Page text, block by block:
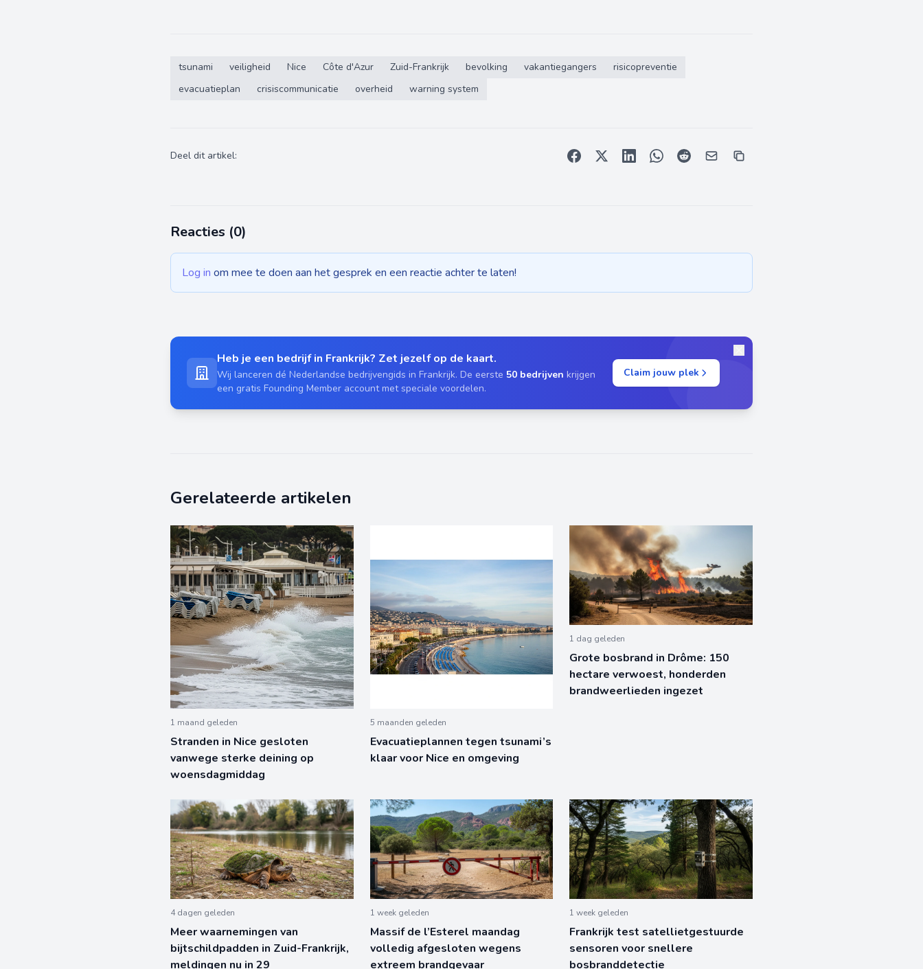
tsunami veiligheid Nice Côte d'Azur Zuid-Frankrijk bevolking vakantiegangers
risicopreventie
evacuatieplan
crisiscommunicatie overheid warning system
Deel dit artikel:
Reacties (0)
Log in om mee te doen aan het gesprek en een reactie achter te laten!
Heb je een bedrijf in Frankrijk? Zet jezelf op de kaart.
Wij lanceren dé Nederlandse bedrijvengids in Frankrijk. De eerste 50 bedrijven krijgen
een gratis Founding Member account met speciale voordelen.
Claim jouw plek
Gerelateerde artikelen
1 maand geleden
Stranden in Nice gesloten
vanwege sterke deining op
woensdagmiddag
5 maanden geleden
Evacuatieplannen tegen tsunami’s
klaar voor Nice en omgeving
1 dag geleden
Grote bosbrand in Drôme: 150
hectare verwoest, honderden
brandweerlieden ingezet
4 dagen geleden
Meer waarnemingen van
bijtschildpadden in Zuid-Frankrijk,
meldingen nu in 29
1 week geleden
Massif de l’Esterel maandag
volledig afgesloten wegens
extreem brandgevaar
1 week geleden
Frankrijk test satellietgestuurde
sensoren voor snellere
bosbranddetectie